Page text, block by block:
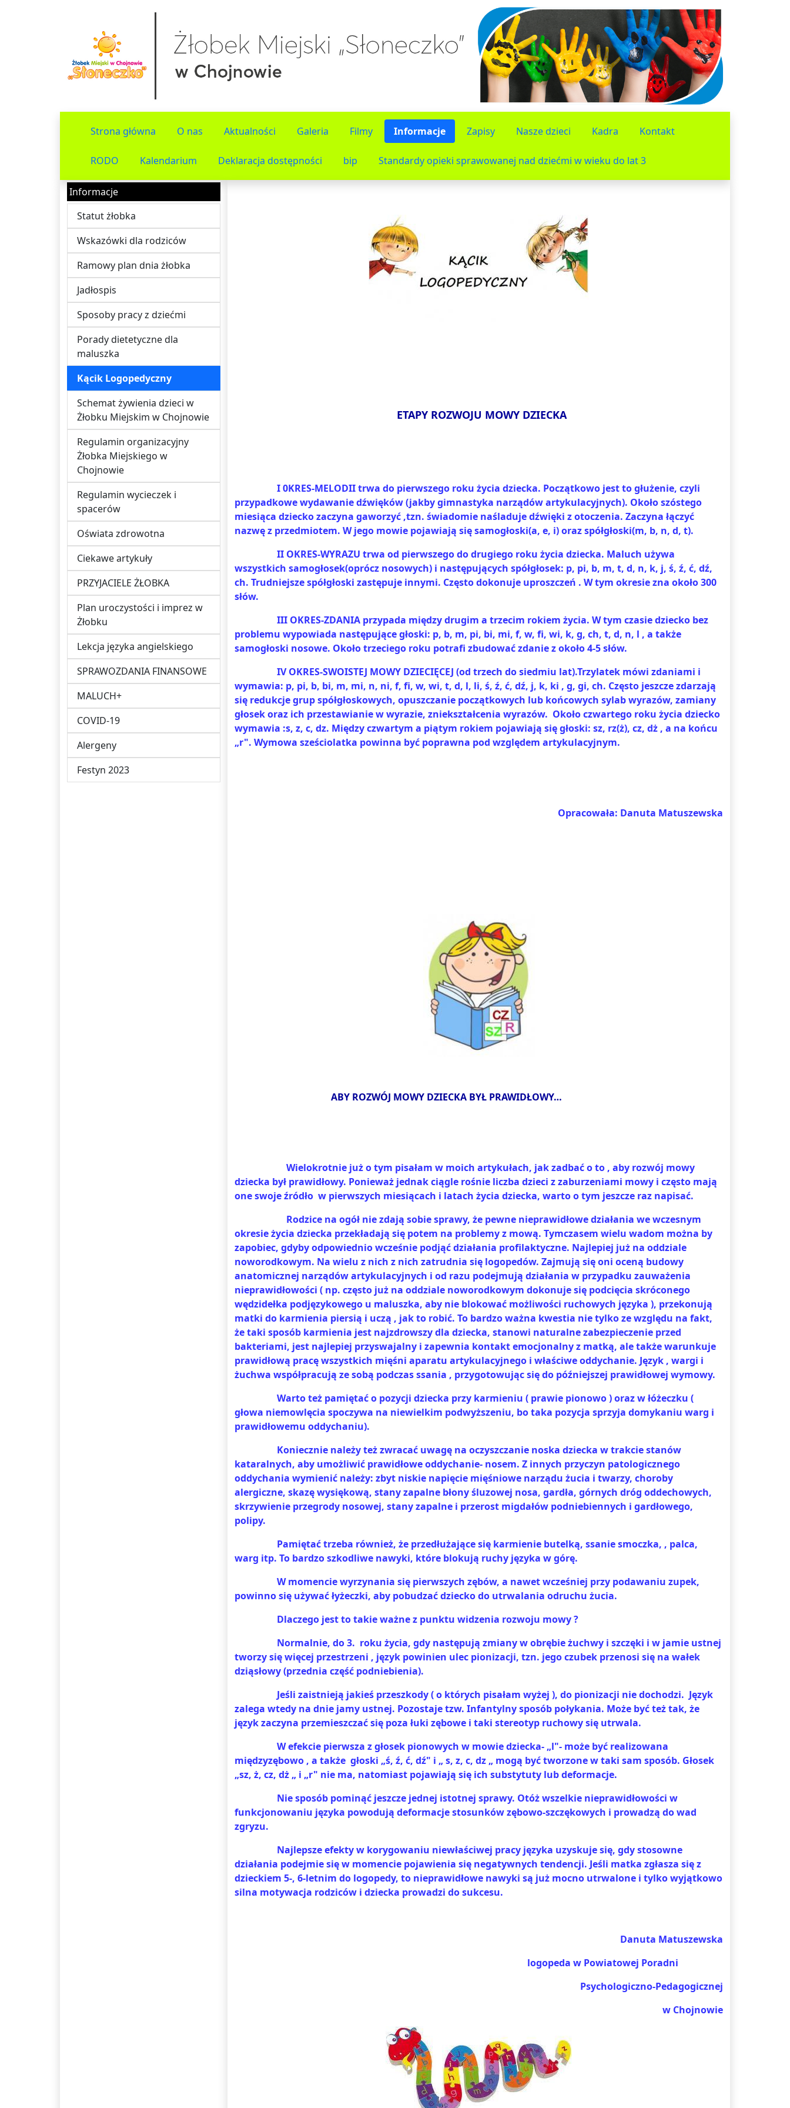
Strona główna O nas Aktualności Galeria Filmy Informacje Zapisy Nasze dzieci Kadra Kontakt
RODO Kalendarium Deklaracja dostępności bip Standardy opieki sprawowanej nad dziećmi w wieku do lat 3
Informacje
Statut żłobka
Wskazówki dla rodziców
Ramowy plan dnia żłobka
Jadłospis
Sposoby pracy z dziećmi
Porady dietetyczne dla
maluszka
Kącik Logopedyczny
Schemat żywienia dzieci w
Żłobku Miejskim w Chojnowie
Regulamin organizacyjny
Żłobka Miejskiego w
Chojnowie
Regulamin wycieczek i
spacerów
Oświata zdrowotna
Ciekawe artykuły
PRZYJACIELE ŻŁOBKA
Plan uroczystości i imprez w
Żłobku
Lekcja języka angielskiego
SPRAWOZDANIA FINANSOWE
MALUCH+
COVID-19
Alergeny
Festyn 2023
ETAPY ROZWOJU MOWY DZIECKA
I 0KRES-MELODII trwa do pierwszego roku życia dziecka. Początkowo jest to głużenie, czyli
przypadkowe wydawanie dźwięków (jakby gimnastyka narządów artykulacyjnych). Około szóstego
miesiąca dziecko zaczyna gaworzyć ,tzn. świadomie naśladuje dźwięki z otoczenia. Zaczyna łączyć
nazwę z przedmiotem. W jego mowie pojawiają się samogłoski(a, e, i) oraz spółgłoski(m, b, n, d, t).
II OKRES-WYRAZU trwa od pierwszego do drugiego roku życia dziecka. Maluch używa
wszystkich samogłosek(oprócz nosowych) i następujących spółgłosek: p, pi, b, m, t, d, n, k, j, ś, ź, ć, dź,
ch. Trudniejsze spółgłoski zastępuje innymi. Często dokonuje uproszczeń . W tym okresie zna około 300
słów.
III OKRES-ZDANIA przypada między drugim a trzecim rokiem życia. W tym czasie dziecko bez
problemu wypowiada następujące głoski: p, b, m, pi, bi, mi, f, w, fi, wi, k, g, ch, t, d, n, l , a także
samogłoski nosowe. Około trzeciego roku potrafi zbudować zdanie z około 4-5 słów.
IV OKRES-SWOISTEJ MOWY DZIECIĘCEJ (od trzech do siedmiu lat).Trzylatek mówi zdaniami i
wymawia: p, pi, b, bi, m, mi, n, ni, f, fi, w, wi, t, d, l, li, ś, ź, ć, dź, j, k, ki , g, gi, ch. Często jeszcze zdarzają
się redukcje grup spółgłoskowych, opuszczanie początkowych lub końcowych sylab wyrazów, zamiany
głosek oraz ich przestawianie w wyrazie, zniekształcenia wyrazów. Około czwartego roku życia dziecko
wymawia :s, z, c, dz. Między czwartym a piątym rokiem pojawiają się głoski: sz, rz(ż), cz, dż , a na końcu
„r". Wymowa sześciolatka powinna być poprawna pod względem artykulacyjnym.
Opracowała: Danuta Matuszewska
ABY ROZWÓJ MOWY DZIECKA BYŁ PRAWIDŁOWY…
Wielokrotnie już o tym pisałam w moich artykułach, jak zadbać o to , aby rozwój mowy
dziecka był prawidłowy. Ponieważ jednak ciągle rośnie liczba dzieci z zaburzeniami mowy i często mają
one swoje źródło w pierwszych miesiącach i latach życia dziecka, warto o tym jeszcze raz napisać.
Rodzice na ogół nie zdają sobie sprawy, że pewne nieprawidłowe działania we wczesnym
okresie życia dziecka przekładają się potem na problemy z mową. Tymczasem wielu wadom można by
zapobiec, gdyby odpowiednio wcześnie podjąć działania profilaktyczne. Najlepiej już na oddziale
noworodkowym. Na wielu z nich z nich zatrudnia się logopedów. Zajmują się oni oceną budowy
anatomicznej narządów artykulacyjnych i od razu podejmują działania w przypadku zauważenia
nieprawidłowości ( np. często już na oddziale noworodkowym dokonuje się podcięcia skróconego
wędzidełka podjęzykowego u maluszka, aby nie blokować możliwości ruchowych języka ), przekonują
matki do karmienia piersią i uczą , jak to robić. To bardzo ważna kwestia nie tylko ze względu na fakt,
że taki sposób karmienia jest najzdrowszy dla dziecka, stanowi naturalne zabezpieczenie przed
bakteriami, jest najlepiej przyswajalny i zapewnia kontakt emocjonalny z matką, ale także warunkuje
prawidłową pracę wszystkich mięśni aparatu artykulacyjnego i właściwe oddychanie. Język , wargi i
żuchwa współpracują ze sobą podczas ssania , przygotowując się do późniejszej prawidłowej wymowy.
Warto też pamiętać o pozycji dziecka przy karmieniu ( prawie pionowo ) oraz w łóżeczku (
głowa niemowlęcia spoczywa na niewielkim podwyższeniu, bo taka pozycja sprzyja domykaniu warg i
prawidłowemu oddychaniu).
Koniecznie należy też zwracać uwagę na oczyszczanie noska dziecka w trakcie stanów
kataralnych, aby umożliwić prawidłowe oddychanie- nosem. Z innych przyczyn patologicznego
oddychania wymienić należy: zbyt niskie napięcie mięśniowe narządu żucia i twarzy, choroby
alergiczne, skazę wysiękową, stany zapalne błony śluzowej nosa, gardła, górnych dróg oddechowych,
skrzywienie przegrody nosowej, stany zapalne i przerost migdałów podniebiennych i gardłowego,
polipy.
Pamiętać trzeba również, że przedłużające się karmienie butelką, ssanie smoczka, , palca,
warg itp. To bardzo szkodliwe nawyki, które blokują ruchy języka w górę.
W momencie wyrzynania się pierwszych zębów, a nawet wcześniej przy podawaniu zupek,
powinno się używać łyżeczki, aby pobudzać dziecko do utrwalania odruchu żucia.
Dlaczego jest to takie ważne z punktu widzenia rozwoju mowy ?
Normalnie, do 3. roku życia, gdy następują zmiany w obrębie żuchwy i szczęki i w jamie ustnej
tworzy się więcej przestrzeni , język powinien ulec pionizacji, tzn. jego czubek przenosi się na wałek
dziąsłowy (przednia część podniebienia).
Jeśli zaistnieją jakieś przeszkody ( o których pisałam wyżej ), do pionizacji nie dochodzi. Język
zalega wtedy na dnie jamy ustnej. Pozostaje tzw. Infantylny sposób połykania. Może być też tak, że
język zaczyna przemieszczać się poza łuki zębowe i taki stereotyp ruchowy się utrwala.
W efekcie pierwsza z głosek pionowych w mowie dziecka- „l"- może być realizowana
międzyzębowo , a także głoski „ś, ź, ć, dź" i „ s, z, c, dz „ mogą być tworzone w taki sam sposób. Głosek
„sz, ż, cz, dż „ i „r" nie ma, natomiast pojawiają się ich substytuty lub deformacje.
Nie sposób pominąć jeszcze jednej istotnej sprawy. Otóż wszelkie nieprawidłowości w
funkcjonowaniu języka powodują deformacje stosunków zębowo-szczękowych i prowadzą do wad
zgryzu.
Najlepsze efekty w korygowaniu niewłaściwej pracy języka uzyskuje się, gdy stosowne
działania podejmie się w momencie pojawienia się negatywnych tendencji. Jeśli matka zgłasza się z
dzieckiem 5-, 6-letnim do logopedy, to nieprawidłowe nawyki są już mocno utrwalone i tylko wyjątkowo
silna motywacja rodziców i dziecka prowadzi do sukcesu.
Danuta Matuszewska
logopeda w Powiatowej Poradni
Psychologiczno-Pedagogicznej
w Chojnowie